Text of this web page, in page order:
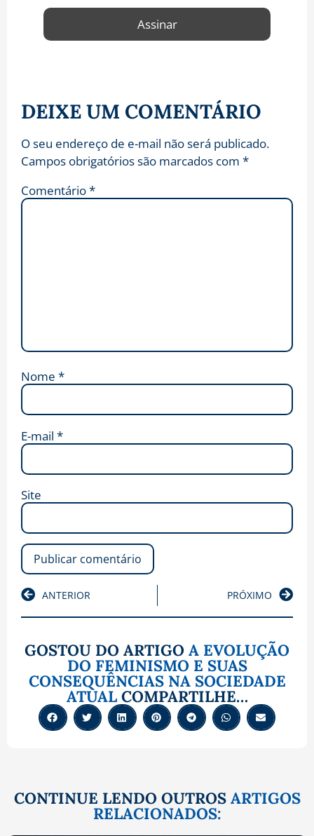
DEIXE UM COMENTÁRIO
O seu endereço de e-mail não será publicado.
Campos obrigatórios são marcados com *
Comentário*
Nome *
E-mail *
Site
ANTERIOR PRÓXIMO
GOSTOU DO ARTIGO A EVOLUÇÃO
DO FEMINISMO E SUAS
CONSEQUÊNCIAS NA SOCIEDADE
ATUALCOMPARTILHE…
CONTINUE LENDO OUTROS ARTIGOS
RELACIONADOS: